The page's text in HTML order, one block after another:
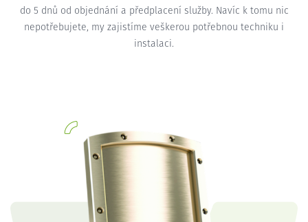
do 5 dnů od objednání a předplacení služby. Navíc k tomu nic
nepotřebujete, my zajistíme veškerou potřebnou techniku i
instalaci.